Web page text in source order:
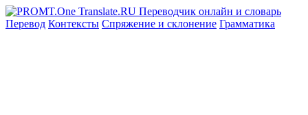
Перевод Контексты Спряжение и склонение Грамматика